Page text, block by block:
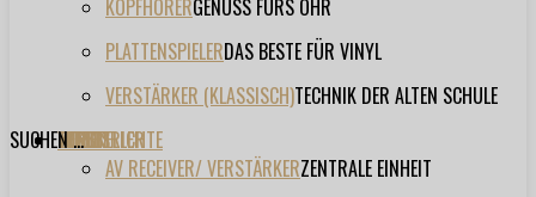
KOPFHÖRERGENUSS FÜRS OHR
PLATTENSPIELERDAS BESTE FÜR VINYL
VERSTÄRKER (KLASSISCH)TECHNIK DER ALTEN SCHULE
TESTBERICHTE
AV RECEIVER/ VERSTÄRKERZENTRALE EINHEIT
FORUM
FILME
VIDEOS
HERSTELLER
EVENT
SUCHEN ...